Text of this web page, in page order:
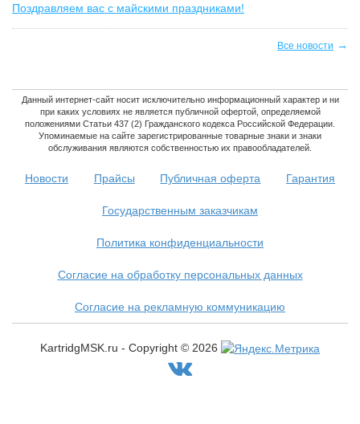
Поздравляем вас с майскими праздниками!
Все новости →
Данный интернет-сайт носит исключительно информационный характер и ни
при каких условиях не является публичной офертой, определяемой
положениями Статьи 437 (2) Гражданского кодекса Российской Федерации.
Упоминаемые на сайте зарегистрированные товарные знаки и знаки
обслуживания являются собственностью их правообладателей.
Новости Прайсы Публичная оферта Гарантия
Государственным заказчикам
Политика конфиденциальности
Согласие на обработку персональных данных
Согласие на рекламную коммуникацию
KartridgMSK.ru - Copyright © 2026